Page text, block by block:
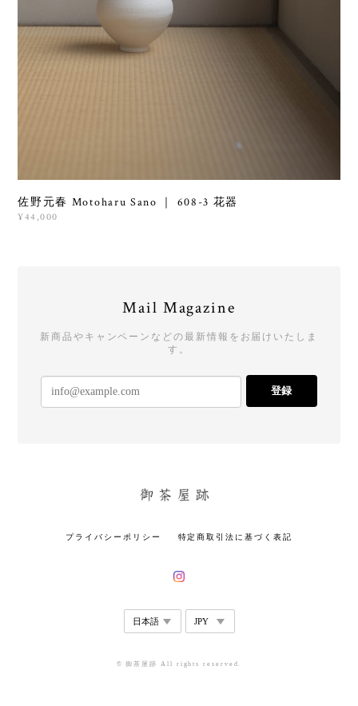
佐野元春 Motoharu Sano ｜ 608-3 花器
¥44,000
Mail Magazine
新商品やキャンペーンなどの最新情報をお届けいたしま
す。
登録
プライバシーポリシー 特定商取引法に基づく表記
© 御茶屋跡 All rights reserved.